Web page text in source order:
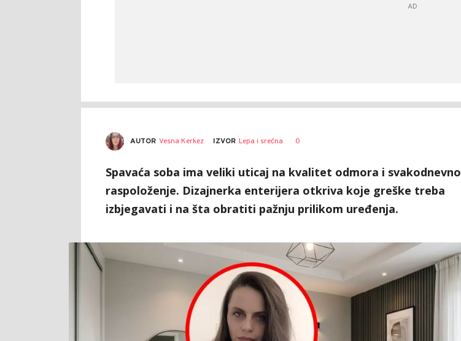
AUTOR Vesna Kerkez IZVOR Lepa i srećna 0
Spavaća soba ima veliki uticaj na kvalitet odmora i svakodnevno
raspoloženje. Dizajnerka enterijera otkriva koje greške treba
izbjegavati i na šta obratiti pažnju prilikom uređenja.